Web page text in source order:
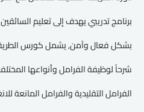
برنامج تدريبي يهدف إلى تعليم
بشكل فعال وآمن, يشمل كورس
شرحاً لوظيفة الفرامل وأنواعها